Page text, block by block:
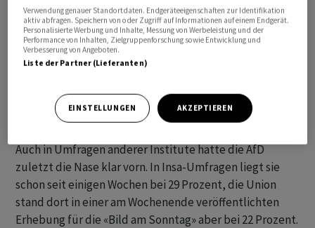
YouGov befragte für die Erhebung von Freitag bis
Montag insgesamt 2.154 Personen, von denen 1.793 ihre
Wahlabsicht angaben. Die Ergebnisse der Online-
Umfrage sind nach Angaben des Instituts repräsentativ
AfD auch bei anderen Instituten auf Platz eins
Auch in Umfragen anderer Institute hatte die AfD
zuletzt die Nase klar vorn. In Insa-Umfragen liegt sie
schon seit einigen Wochen bei 29 Prozent, die Union
stand dort in einer am Wochenende veröffentlichten
Erhebung für die «Bild am Sonntag» aber bei 22 Prozent.
Verwendung genauer Standortdaten. Endgeräteeigenschaften zur Identifikation
aktiv abfragen. Speichern von oder Zugriff auf Informationen auf einem Endgerät.
Personalisierte Werbung und Inhalte, Messung von Werbeleistung und der
Performance von Inhalten, Zielgruppenforschung sowie Entwicklung und
Verbesserung von Angeboten.
Liste der Partner (Lieferanten)
EINSTELLUNGEN AKZEPTIEREN